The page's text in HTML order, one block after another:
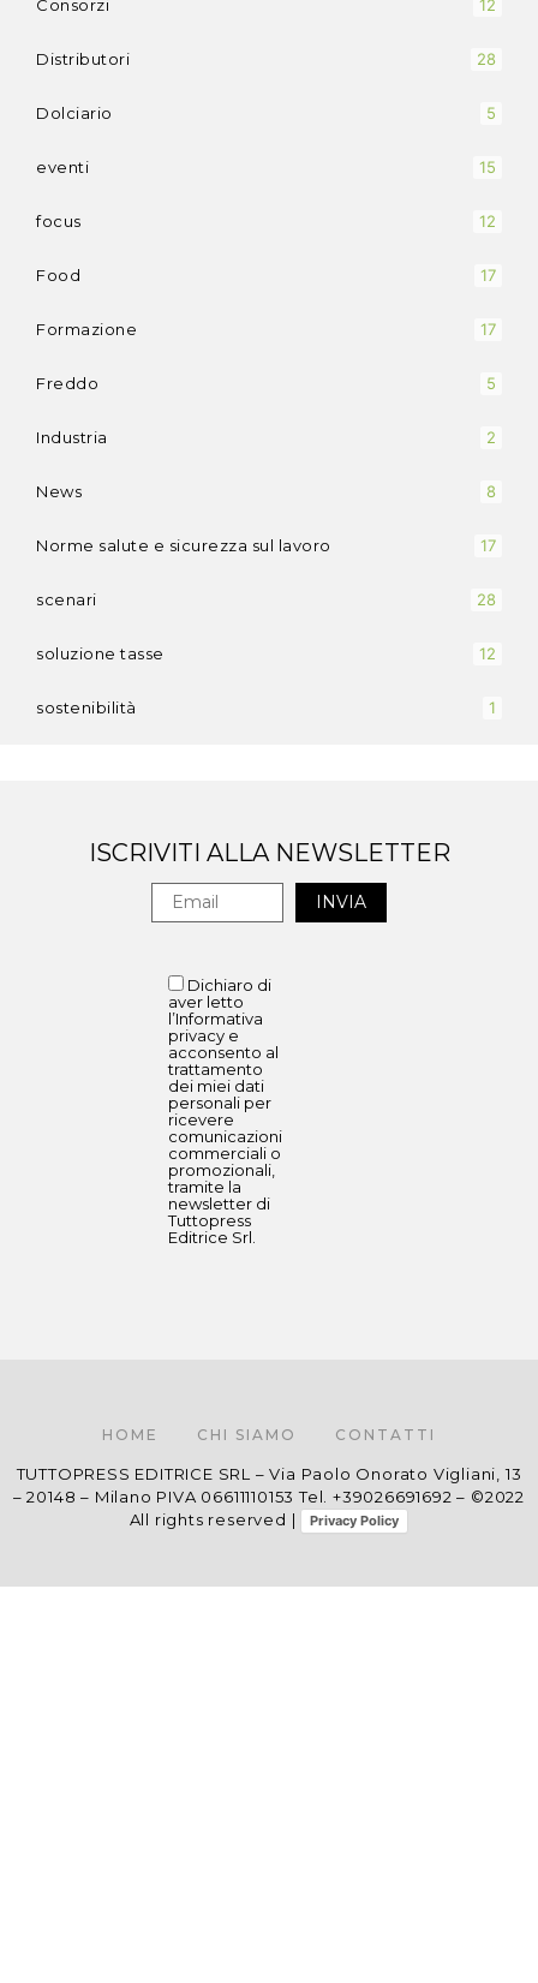
Consorzi 12
Distributori 28
Dolciario 5
eventi 15
focus 12
Food 17
Formazione 17
Freddo 5
Industria 2
News 8
Norme salute e sicurezza sul lavoro 17
scenari 28
soluzione tasse 12
sostenibilità 1
ISCRIVITI ALLA NEWSLETTER
Dichiaro di
aver letto
l’Informativa
privacy e
acconsento al
trattamento
dei miei dati
personali per
ricevere
comunicazioni
commerciali o
promozionali,
tramite la
newsletter di
Tuttopress
Editrice Srl.
HOME CHI SIAMO CONTATTI
TUTTOPRESS EDITRICE SRL – Via Paolo Onorato Vigliani, 13
– 20148 – Milano PIVA 06611110153 Tel. +39026691692 – ©2022
All rights reserved |
Privacy Policy